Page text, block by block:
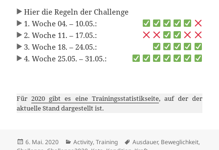
Hier die Regeln der Challenge
1. Woche 04. – 10.05.:
2. Woche 11. – 17.05.:
3. Woche 18. – 24.05.:
4. Woche 25.05. – 31.05.:
Für2020 gibt es eine Trainingsstatistikseite, auf der der
aktuelle Stand dargestellt ist.
Veröffentlicht
6. Mai. 2020 Kategorien
Activity,Training Schlagwörter
Ausdauer, Beweglichkeit,